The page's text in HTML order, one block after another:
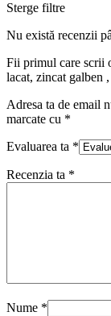
Sterge filtre
Nu există recenzii
Fii primul care scrii
lacat, zincat galben
Adresa ta de email
marcate cu *
Evaluarea ta *
Recenzia ta *
Nume *